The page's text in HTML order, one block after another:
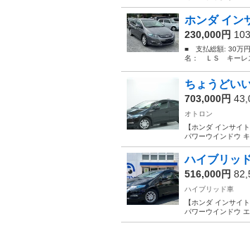
ホンダ イ
230,000円
■ 支払総額: 30万
名： ＬＳ キーレ
ちょうどい
703,000円
オトロン
【ホンダ インサ
パワーウインドウ キ
ハイブリッ
516,000円
ハイブリッド車
【ホンダ インサ
パワーウインドウ エ